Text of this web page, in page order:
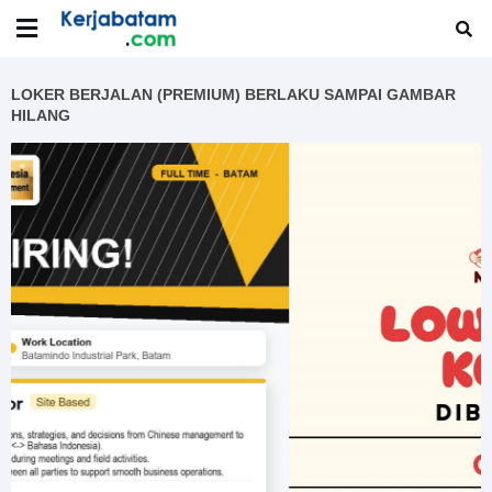
LOKER BERJALAN (PREMIUM) BERLAKU SAMPAI GAMBAR
HILANG